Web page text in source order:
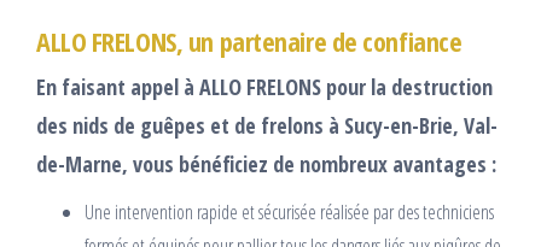
ALLO FRELONS, un partenaire de confiance
En faisant appel à ALLO FRELONS pour la destruction
des nids de guêpes et de frelons à Sucy-en-Brie, Val-
de-Marne, vous bénéficiez de nombreux avantages :
Une intervention rapide et sécurisée réalisée par des techniciens